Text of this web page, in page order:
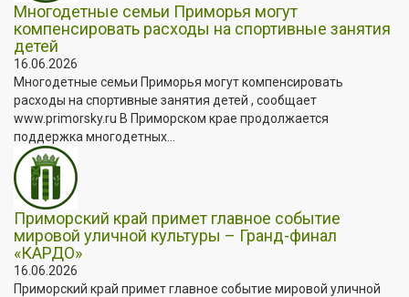
Многодетные семьи Приморья могут
компенсировать расходы на спортивные занятия
детей
16.06.2026
Многодетные семьи Приморья могут компенсировать
расходы на спортивные занятия детей , сообщает
www.primorsky.ru В Приморском крае продолжается
поддержка многодетных...
Приморский край примет главное событие
мировой уличной культуры – Гранд-финал
«КАРДО»
16.06.2026
Приморский край примет главное событие мировой уличной